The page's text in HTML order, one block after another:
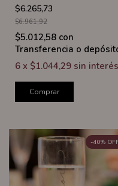
$6.265,73
$6.961,92
$5.012,58 con
Transferencia o
6 x $1.044,29 sin interés
Comprar
-40%